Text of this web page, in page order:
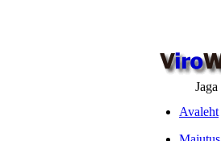
Jaga
Avaleht